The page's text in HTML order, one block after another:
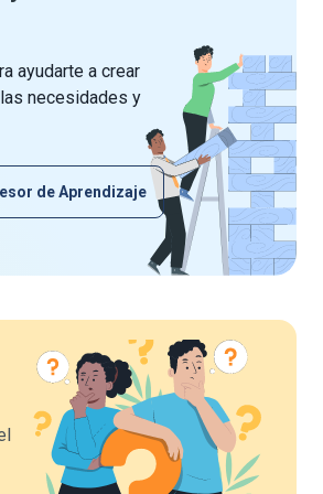
ayudarte a crear
necesidades y
de Aprendizaje